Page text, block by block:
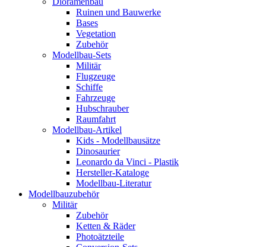
Ruinen und Bauwerke
Bases
Vegetation
Zubehör
Modellbau-Sets
Militär
Flugzeuge
Schiffe
Fahrzeuge
Hubschrauber
Raumfahrt
Modellbau-Artikel
Kids - Modellbausätze
Dinosaurier
Leonardo da Vinci - Plastik
Hersteller-Kataloge
Modellbau-Literatur
Modellbauzubehör
Militär
Zubehör
Ketten & Räder
Photoätzteile